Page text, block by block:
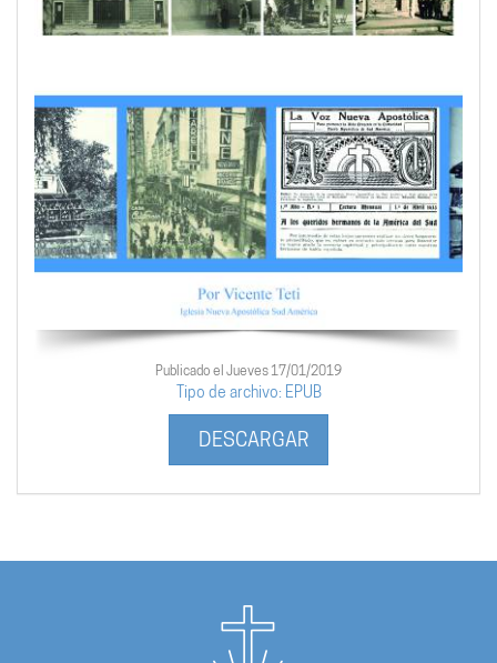
Publicado el Jueves 17/01/2019
Tipo de archivo: EPUB
DESCARGAR